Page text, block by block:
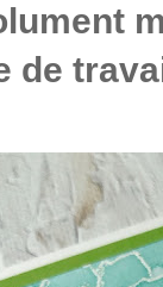
de